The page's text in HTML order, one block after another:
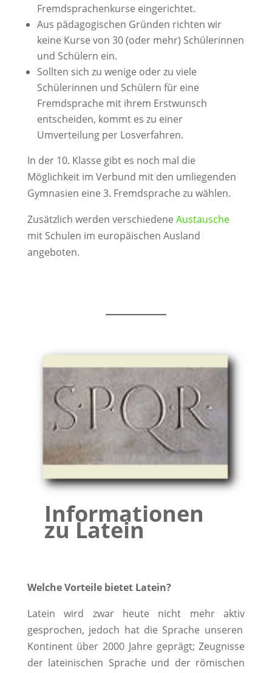
Fremdsprachenkurse eingerichtet.
Aus pädagogischen Gründen richten wir
keine Kurse von 30 (oder mehr) Schülerinnen
und Schülern ein.
Sollten sich zu wenige oder zu viele
Schülerinnen und Schülern für eine
Fremdsprache mit ihrem Erstwunsch
entscheiden, kommt es zu einer
Umverteilung per Losverfahren.
In der 10. Klasse gibt es noch mal die
Möglichkeit im Verbund mit den umliegenden
Gymnasien eine 3. Fremdsprache zu wählen.
Zusätzlich werden verschiedene Austausche
mit Schulen im europäischen Ausland
angeboten.
Informationen
zu Latein
Welche Vorteile bietet Latein?
Latein wird zwar heute nicht mehr aktiv
gesprochen, jedoch hat die Sprache unseren
Kontinent über 2000 Jahre geprägt;Zeugnisse
der lateinischen Sprache und der römischen